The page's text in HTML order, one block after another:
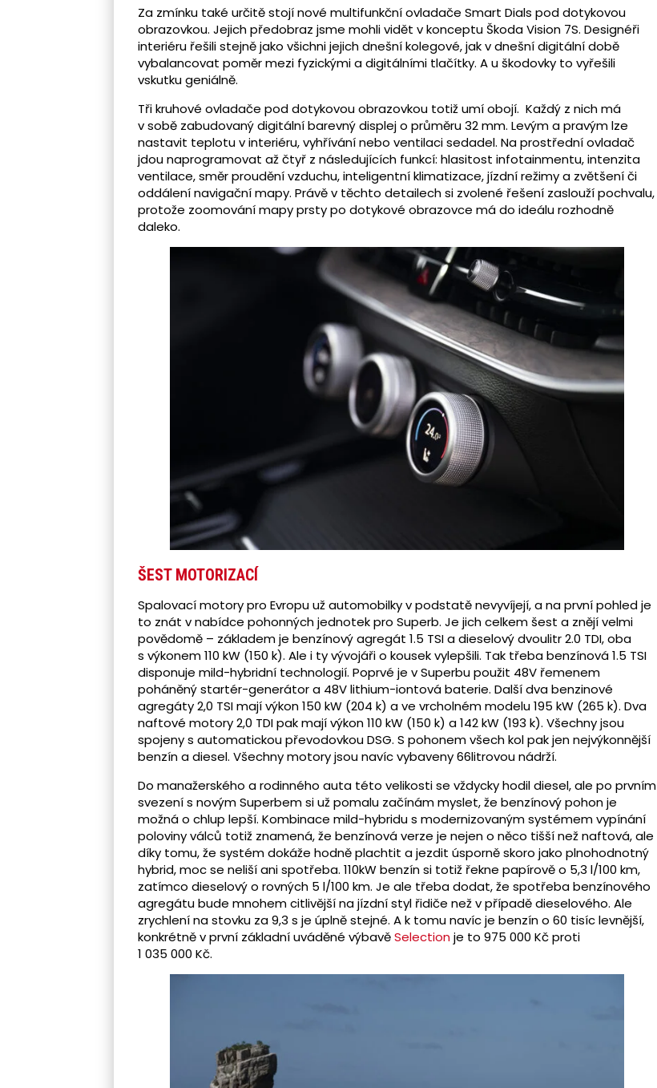
Za zmínku také určitě stojí nové multifunkční ovladače Smart Dials pod dotykovou
obrazovkou. Jejich předobraz jsme mohli vidět v konceptu Škoda Vision 7S. Designéři
interiéru řešili stejně jako všichni jejich dnešní kolegové, jak v dnešní digitální době
vybalancovat poměr mezi fyzickými a digitálními tlačítky. A u škodovky to vyřešili
vskutku geniálně.
Tři kruhové ovladače pod dotykovou obrazovkou totiž umí obojí. Každý z nich má
v sobě zabudovaný digitální barevný displej o průměru 32 mm. Levým a pravým lze
nastavit teplotu v interiéru, vyhřívání nebo ventilaci sedadel. Na prostřední ovladač
jdou naprogramovat až čtyř z následujících funkcí: hlasitost infotainmentu, intenzita
ventilace, směr proudění vzduchu, inteligentní klimatizace, jízdní režimy a zvětšení či
oddálení navigační mapy. Právě v těchto detailech si zvolené řešení zaslouží pochvalu,
protože zoomování mapy prsty po dotykové obrazovce má do ideálu rozhodně
daleko.
ŠEST MOTORIZACÍ
Spalovací motory pro Evropu už automobilky v podstatě nevyvíjejí, a na první pohled je
to znát v nabídce pohonných jednotek pro Superb. Je jich celkem šest a znějí velmi
povědomě – základem je benzínový agregát 1.5 TSI a dieselový dvoulitr 2.0 TDI, oba
s výkonem 110 kW (150 k). Ale i ty vývojáři o kousek vylepšili. Tak třeba benzínová 1.5 TSI
disponuje mild-hybridní technologií. Poprvé je v Superbu použit 48V řemenem
poháněný startér-generátor a 48V lithium-iontová baterie. Další dva benzinové
agregáty 2,0 TSI mají výkon 150 kW (204 k) a ve vrcholném modelu 195 kW (265 k). Dva
naftové motory 2,0 TDI pak mají výkon 110 kW (150 k) a 142 kW (193 k). Všechny jsou
spojeny s automatickou převodovkou DSG. S pohonem všech kol pak jen nejvýkonnější
benzín a diesel. Všechny motory jsou navíc vybaveny 66litrovou nádrží.
Do manažerského a rodinného auta této velikosti se vždycky hodil diesel, ale po prvním
svezení s novým Superbem si už pomalu začínám myslet, že benzínový pohon je
možná o chlup lepší. Kombinace mild-hybridu s modernizovaným systémem vypínání
poloviny válců totiž znamená, že benzínová verze je nejen o něco tišší než naftová, ale
díky tomu, že systém dokáže hodně plachtit a jezdit úsporně skoro jako plnohodnotný
hybrid, moc se neliší ani spotřeba. 110kW benzín si totiž řekne papírově o 5,3 l/100 km,
zatímco dieselový o rovných 5 l/100 km. Je ale třeba dodat, že spotřeba benzínového
agregátu bude mnohem citlivější na jízdní styl řidiče než v případě dieselového. Ale
zrychlení na stovku za 9,3 s je úplně stejné. A k tomu navíc je benzín o 60 tisíc levnější,
konkrétně v první základní uváděné výbavěSelectionje to 975 000 Kč proti
1 035 000 Kč.